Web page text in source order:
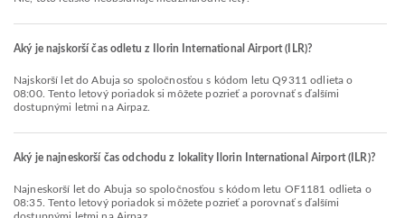
Aký je najskorší čas odletu z Ilorin International Airport (ILR)?
Najskorší let do Abuja so spoločnosťou s kódom letu Q9311 odlieta o
08:00. Tento letový poriadok si môžete pozrieť a porovnať s ďalšími
dostupnými letmi na Airpaz.
Aký je najneskorší čas odchodu z lokality Ilorin International Airport (ILR)?
Najneskorší let do Abuja so spoločnosťou s kódom letu OF1181 odlieta o
08:35. Tento letový poriadok si môžete pozrieť a porovnať s ďalšími